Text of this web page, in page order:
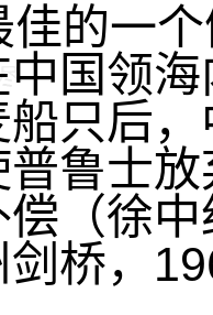
的一个
国领
船只后
鲁士
（徐
桥，